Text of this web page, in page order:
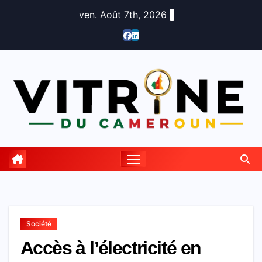
ven. Août 7th, 2026
Société
Accès à l’électricité en